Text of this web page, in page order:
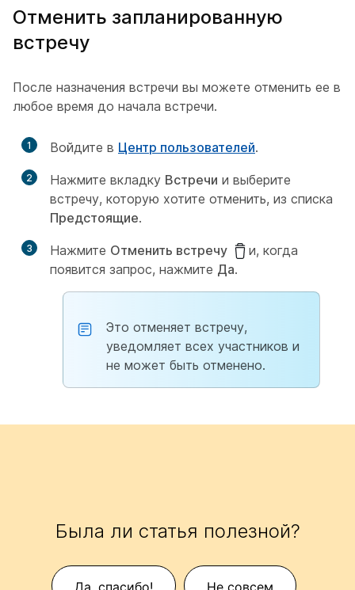
Отменить запланированную
встречу
После назначения встречи вы можете отменить ее в
любое время до начала встречи.
1 Войдите в Центр пользователей.
2 Нажмите вкладку Встречи и выберите
встречу, которую хотите отменить, из списка
Предстоящие.
3 Нажмите Отменить встречу
и, когда
появится запрос, нажмите Да.
Это отменяет встречу,
уведомляет всех участников и
не может быть отменено.
Была ли статья полезной?
Да, спасибо! Не совсем